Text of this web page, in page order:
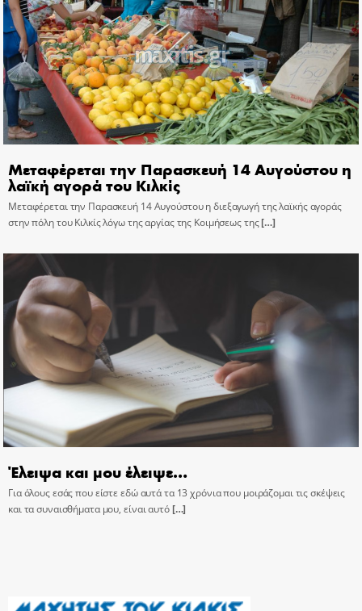
Μεταφέρεται την Παρασκευή 14 Αυγούστου η
λαϊκή αγορά του Κιλκίς
Μεταφέρεται την Παρασκευή 14 Αυγούστου η διεξαγωγή της λαϊκής αγοράς
στην πόλη του Κιλκίς λόγω της αργίας της Κοιμήσεως της[…]
Έλειψα και μου έλειψε…
Για όλους εσάς που είστε εδώ αυτά τα 13 χρόνια που μοιράζομαι τις σκέψεις
και τα συναισθήματα μου, είναι αυτό[…]